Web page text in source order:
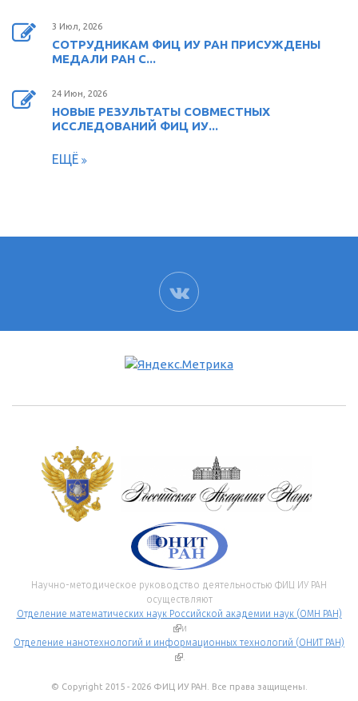
3 Июл, 2026
СОТРУДНИКАМ ФИЦ ИУ РАН ПРИСУЖДЕНЫ
МЕДАЛИ РАН С...
24 Июн, 2026
НОВЫЕ РЕЗУЛЬТАТЫ СОВМЕСТНЫХ
ИССЛЕДОВАНИЙ ФИЦ ИУ...
ЕЩЁ
ВК
Научно-методическое руководство деятельностью ФИЦ ИУ РАН
осуществляют
Отделение математических наук Российской академии наук (ОМН РАН)
(внешняя ссылка)
и
Отделение нанотехнологий и информационных технологий (ОНИТ РАН)
(внешняя ссылка)
.
© Copyright 2015 - 2026 ФИЦ ИУ РАН. Все права защищены.